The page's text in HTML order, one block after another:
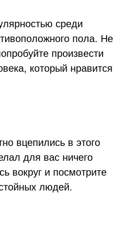
среди
пола. Не
произвести
который нравится
вцепились в этого
для вас ничего
вокруг и посмотрите
людей.